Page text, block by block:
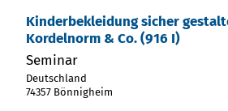
Kinderbekleidung sicher
Kordelnorm & Co. (916 I)
Seminar
Deutschland
74357 Bönnigheim